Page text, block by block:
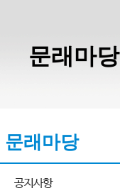
문래마당
문래마당